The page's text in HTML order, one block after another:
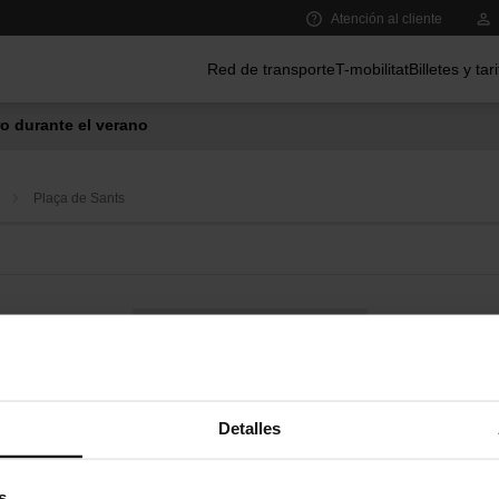
Detalles
Atención al cliente
Red de transporteT-mobilitatBilletes y
durante el verano
Plaça de Sants